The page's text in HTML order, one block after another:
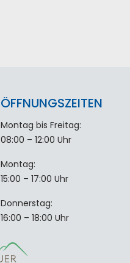
ÖFFNUNGSZEITEN
Montag bis Freitag:
08:00 – 12:00 Uhr
Montag:
15:00 – 17:00 Uhr
Donnerstag:
16:00 – 18:00 Uhr